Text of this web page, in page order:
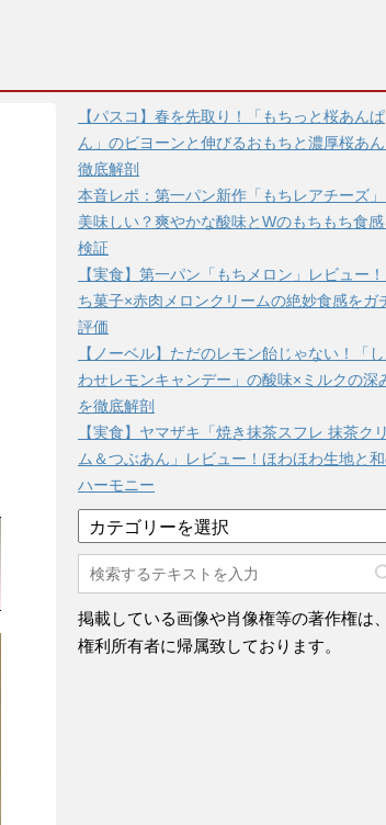
【パスコ】春を先取り！「もちっと桜あんぱ
ん」のビヨーンと伸びるおもちと濃厚桜あ
徹底解剖
本音レポ：第一パン新作「もちレアチーズ
美味しい？爽やかな酸味とWのもちもち食感
検証
【実食】第一パン「もちメロン」レビュー
ち菓子×赤肉メロンクリームの絶妙食感をガ
評価
【ノーベル】ただのレモン飴じゃない！「
わせレモンキャンデー」の酸味×ミルクの深
を徹底解剖
【実食】ヤマザキ「焼き抹茶スフレ 抹茶ク
ム＆つぶあん」レビュー！ほわほわ生地と
ハーモニー
テ
ゴ
リ
ー
掲載している画像や肖像権等の著作権は
権利所有者に帰属致しております。